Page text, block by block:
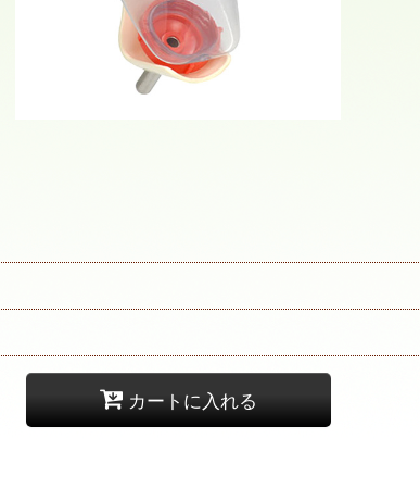
カートに入れる